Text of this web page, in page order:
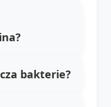
bakterie?